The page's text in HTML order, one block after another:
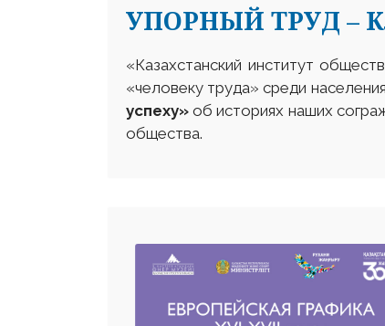
УПОРНЫЙ ТРУД –
«Казахстанский институт
«человеку труда» среди
успеху»об историях наших
общества.